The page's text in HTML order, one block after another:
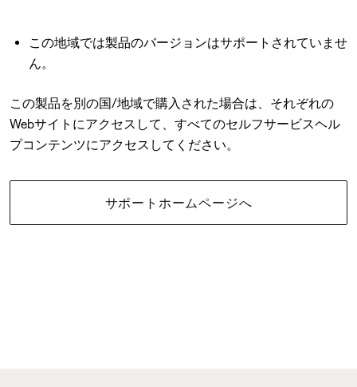
この地域では製品のバージョンはサポートされていませ
ん。
この製品を別の国/地域で購入された場合は、それぞれの
Webサイトにアクセスして、すべてのセルフサービスヘル
プコンテンツにアクセスしてください。
サポートホームページへ